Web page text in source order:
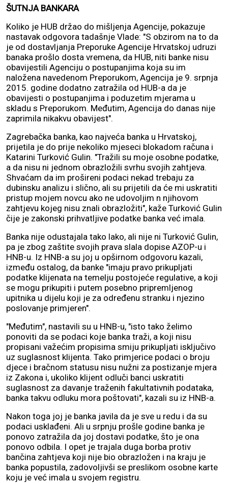
ŠUTNJA BANKARA
Koliko je HUB držao do mišljenja Agencije, pokazuje
nastavak odgovora tadašnje Vlade: "S obzirom na to da
je od dostavljanja Preporuke Agencije Hrvatskoj udruzi
banaka prošlo dosta vremena, da HUB, niti banke nisu
obavijestili Agenciju o postupanjima koja su im
naložena navedenom Preporukom, Agencija je 9. srpnja
2015. godine dodatno zatražila od HUB-a da je
obavijesti o postupanjima i poduzetim mjerama u
skladu s Preporukom. Međutim, Agencija do danas nije
zaprimila nikakvu obavijest".
Zagrebačka banka, kao najveća banka u Hrvatskoj,
prijetila je do prije nekoliko mjeseci blokadom računa i
Katarini Turković Gulin. "Tražili su moje osobne podatke,
a da nisu ni jednom obrazložili svrhu svojih zahtjeva.
Shvaćam da im prošireni podaci nekad trebaju za
dubinsku analizu i slično, ali su prijetili da će mi uskratiti
pristup mojem novcu ako ne udovoljim n njihovom
zahtjevu kojeg nisu znali obrazložiti", kaže Turković Gulin
čije je zakonski prihvatljive podatke banka već imala.
Banka nije odustajala tako lako, ali nije ni Turković Gulin,
pa je zbog zaštite svojih prava slala dopise AZOP-u i
HNB-u. Iz HNB-a su joj u opširnom odgovoru kazali,
između ostalog, da banke "imaju pravo prikupljati
podatke klijenata na temelju postojeće regulative, a koji
se mogu prikupiti i putem posebno pripremljenog
upitnika u dijelu koji je za određenu stranku i njezino
poslovanje primjeren".
"Međutim", nastavili su u HNB-u, "isto tako želimo
ponoviti da se podaci koje banka traži, a koji nisu
propisani važećim propisima smiju prikupljati isključivo
uz suglasnost klijenta. Tako primjerice podaci o broju
djece i bračnom statusu nisu nužni za postizanje mjera
iz Zakona i, ukoliko klijent odluči banci uskratiti
suglasnost za davanje traženih fakultativnih podataka,
banka takvu odluku mora poštovati", kazali su iz HNB-a.
Nakon toga joj je banka javila da je sve u redu i da su
podaci usklađeni. Ali u srpnju prošle godine banka je
ponovo zatražila da joj dostavi podatke, što je ona
ponovo odbila. I opet je trajala duga borba protiv
bančina zahtjeva koji nije bio obrazložen i na kraju je
banka popustila, zadovoljivši se preslikom osobne karte
koju je već imala u svojem registru.